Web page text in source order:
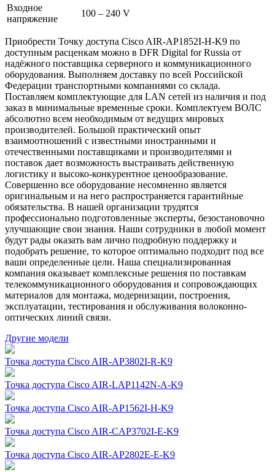
Входное
напряжение
100 – 240 V
Приобрести Точку доступа Cisco AIR-AP1852I-H-K9 по
доступным расценкам можно в DFR Digital for Russia от
надёжного поставщика серверного и коммуникационного
оборудования. Выполняем доставку по всей Российской
Федерации транспортными компаниями со склада.
Поставляем комплектующие для LAN сетей из наличия и под
заказ в минимальные временные сроки. Комплектуем ВОЛС
абсолютно всем необходимым от ведущих мировых
производителей. Большой практический опыт
взаимоотношений с известными иностранными и
отечественными поставщиками и производителями и
поставок дает возможность выстраивать действенную
логистику и высоко-конкурентное ценообразование.
Совершенно все оборудование несомненно является
оригинальным и на него распространяется гарантийные
обязательства. В нашей организации трудятся
профессионально подготовленные эксперты, безостановочно
улучшающие свои знания. Наши сотрудники в любой момент
будут рады оказать вам лично подробную поддержку и
подобрать решение, то которое оптимально подходит под все
ваши определенные цели. Наша специализированная
компания оказывает комплексные решения по поставкам
телекоммуникационного оборудования и сопровождающих
материалов для монтажа, модернизации, построения,
эксплуатации, тестирования и обслуживания волоконно-
оптических линий связи.
Другие модели
Точка доступа Cisco AIR-AP3802I-R-K9
Точка доступа Cisco AIR-LAP1142N-A-K9
Точка доступа Cisco AIR-AP1562I-H-K9
Точка доступа Cisco AIR-CAP3702I-E-K9
Точка доступа Cisco AIR-AP2802E-E-K9